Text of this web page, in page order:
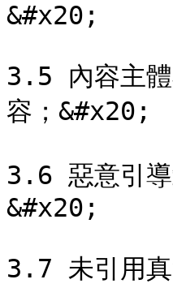
&#x20;
3.5 內容主體
容；&#x20;
3.6 惡意引導
&#x20;
3.7 未引用真